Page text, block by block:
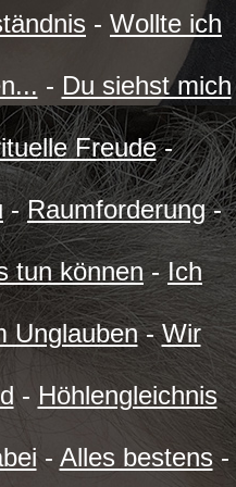
- Wollte ich
- Du siehst mich
Freude-
-Raumforderung-
tun können-Ich
Unglauben-Wir
- Höhlengleichnis
- Alles bestens-